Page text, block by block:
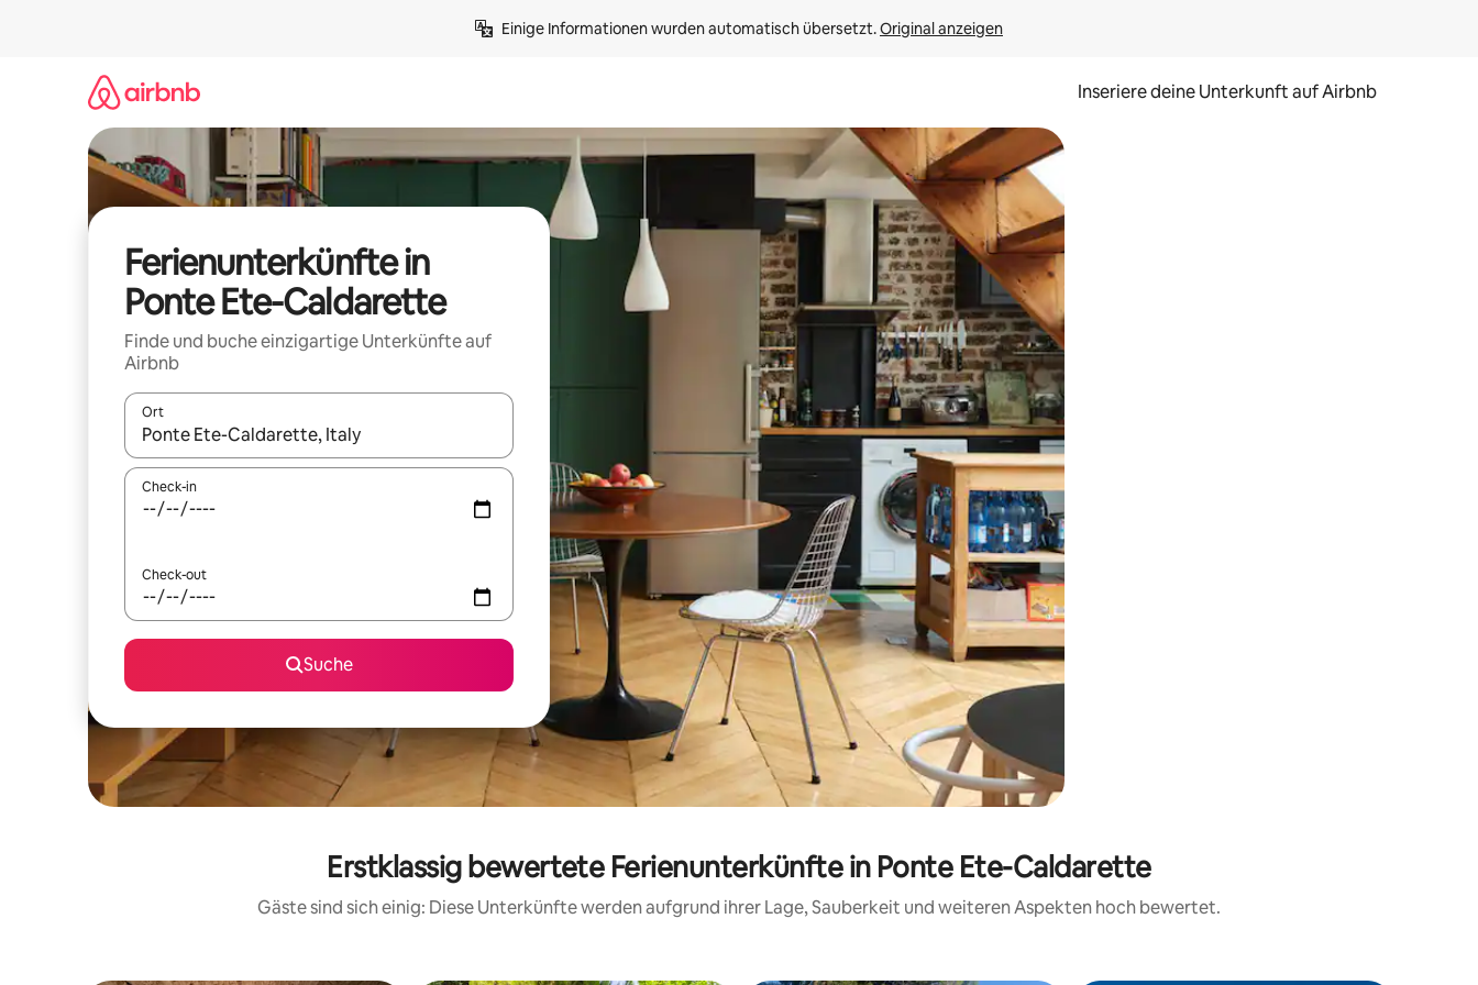
Einige Informationen wurden automatisch übersetzt. Original anzeigen
Inseriere deine Unterkunft auf Airbnb
Ferienunterkünfte in
Ponte Ete-Caldarette
Finde und buche einzigartige Unterkünfte auf
Airbnb
Ort
Wenn Ergebnisse verfügbar sind, navigiere mit den Pfeiltasten nach oben und unten oder erkunde die Ergebnisse durch Berühren oder Wischgesten.
Check-in
Check-out
Suche
Erstklassig bewertete Ferienunterkünfte in Ponte Ete-Caldarette
Gäste sind sich einig: Diese Unterkünfte werden aufgrund ihrer Lage, Sauberkeit und weiteren Aspekten hoch bewertet.